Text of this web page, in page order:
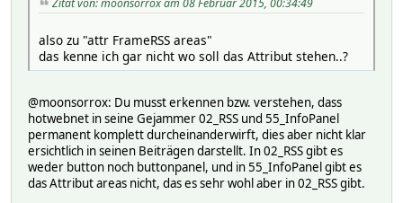
Zitat von: moonsorrox am 08 Februar 2015, 00:34:49
also zu "attr FrameRSS areas"
das kenne ich gar nicht wo soll das Attribut stehen..?
@moonsorrox: Du musst erkennen bzw. verstehen, dass
hotwebnet in seine Gejammer 02_RSS und 55_InfoPanel
permanent komplett durcheinanderwirft, dies aber nicht klar
ersichtlich in seinen Beiträgen darstellt. In 02_RSS gibt es
weder button noch buttonpanel, und in 55_InfoPanel gibt es
das Attribut areas nicht, das es sehr wohl aber in 02_RSS gibt.